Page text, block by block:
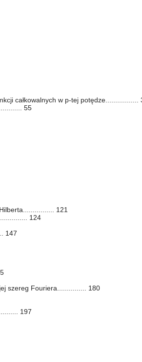
całkowalnych w p-tej potędze.................
55
121
124
147
szereg Fouriera............... 180
197